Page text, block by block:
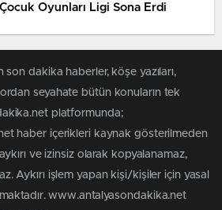
Oyunları Ligi Sona Erdi
son dakika haberler, köşe yazıları,
seyahate bütün konuların tek
platformunda;
haber içerikleri kaynak gösterilmeden
ve izinsiz olarak kopyalanamaz,
Aykırı işlem yapan kişi/kişiler için yasal
www.antalyasondakika.net